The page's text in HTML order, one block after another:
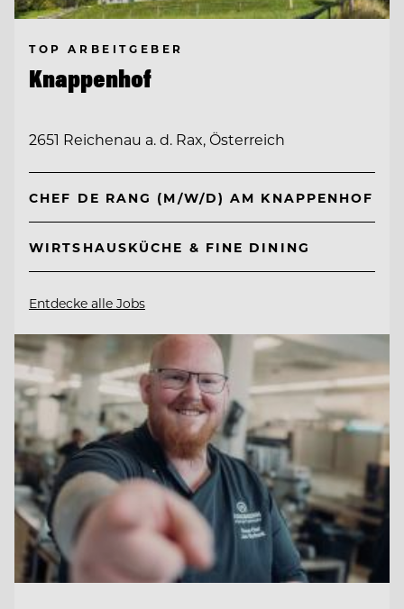
TOP ARBEITGEBER
Knappenhof
2651 Reichenau a. d. Rax, Österreich
CHEF DE RANG (M/W/D) AM KNAPPENHOF
WIRTSHAUSKÜCHE & FINE DINING
Entdecke alle Jobs